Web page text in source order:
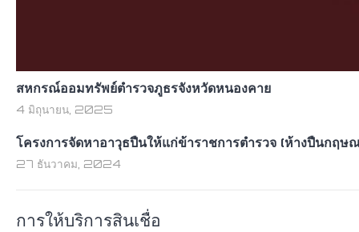
สหกรณ์ออมทรัพย์ตำรวจภูธรจังหวัดหนองคาย
4 มิถุนายน, 2025
โครงการจัดหาอาวุธปืนให้แก่ข้าราชการตำรวจ (ห้างปืนกฤษ
27 ธันวาคม, 2024
การให้บริการสินเชื่อ